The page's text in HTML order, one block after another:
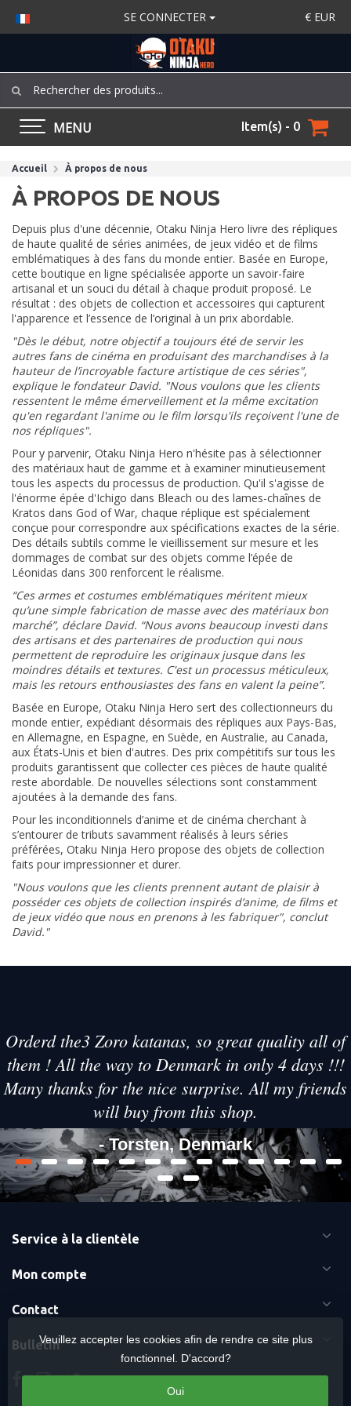
SE CONNECTER € EUR
MENU Item(s) - 0
Accueil À propos de nous
À PROPOS DE NOUS
Depuis plus d'une décennie, Otaku Ninja Hero livre des répliques
de haute qualité de séries animées, de jeux vidéo et de films
emblématiques à des fans du monde entier. Basée en Europe,
cette boutique en ligne spécialisée apporte un savoir-faire
artisanal et un souci du détail à chaque produit proposé. Le
résultat : des objets de collection et accessoires qui capturent
l'apparence et l’essence de l’original à un prix abordable.
"Dès le début, notre objectif a toujours été de servir les
autres fans de cinéma en produisant des marchandises à la
hauteur de l’incroyable facture artistique de ces séries",
explique le fondateur David. "Nous voulons que les clients
ressentent le même émerveillement et la même excitation
qu'en regardant l'anime ou le film lorsqu'ils reçoivent l'une de
nos répliques".
Pour y parvenir, Otaku Ninja Hero n'hésite pas à sélectionner
des matériaux haut de gamme et à examiner minutieusement
tous les aspects du processus de production. Qu'il s'agisse de
l'énorme épée d'Ichigo dans Bleach ou des lames-chaînes de
Kratos dans God of War, chaque réplique est spécialement
conçue pour correspondre aux spécifications exactes de la série.
Des détails subtils comme le vieillissement sur mesure et les
dommages de combat sur des objets comme l’épée de
Léonidas dans 300 renforcent le réalisme.
“Ces armes et costumes emblématiques méritent mieux
qu’une simple fabrication de masse avec des matériaux bon
marché”, déclare David. “Nous avons beaucoup investi dans
des artisans et des partenaires de production qui nous
permettent de reproduire les originaux jusque dans les
moindres détails et textures. C'est un processus méticuleux,
mais les retours enthousiastes des fans en valent la peine”.
Basée en Europe, Otaku Ninja Hero sert des collectionneurs du
monde entier, expédiant désormais des répliques aux Pays-Bas,
en Allemagne, en Espagne, en Suède, en Australie, au Canada,
aux États-Unis et bien d'autres. Des prix compétitifs sur tous les
produits garantissent que collecter ces pièces de haute qualité
reste abordable. De nouvelles sélections sont constamment
ajoutées à la demande des fans.
Pour les inconditionnels d’anime et de cinéma cherchant à
s’entourer de tributs savamment réalisés à leurs séries
préférées, Otaku Ninja Hero propose des objets de collection
faits pour impressionner et durer.
"Nous voulons que les clients prennent autant de plaisir à
posséder ces objets de collection inspirés d’anime, de films et
de jeux vidéo que nous en prenons à les fabriquer", conclut
David."
Orderd the3 Zoro katanas, so great quality all of
them ! All the way to Denmark in only 4 days !!!
Many thanks for the nice surprise. All my friends
will buy from this shop.
- Torsten, Denmark
Service à la clientèle
Mon compte
Contact
BulletinVeuillez accepter les cookies afin de rendre ce site plus
fonctionnel. D'accord?
Oui